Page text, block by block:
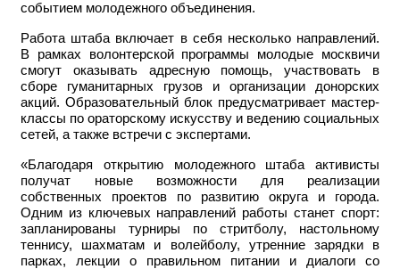
событием молодежного объединения.
Работа штаба включает в себя несколько направлений.
В рамках волонтерской программы молодые москвичи
смогут оказывать адресную помощь, участвовать в
сборе гуманитарных грузов и организации донорских
акций. Образовательный блок предусматривает мастер-
классы по ораторскому искусству и ведению социальных
сетей, а также встречи с экспертами.
«Благодаря открытию молодежного штаба активисты
получат новые возможности для реализации
собственных проектов по развитию округа и города.
Одним из ключевых направлений работы станет спорт:
запланированы турниры по стритболу, настольному
теннису, шахматам и волейболу, утренние зарядки в
парках, лекции о правильном питании и диалоги со